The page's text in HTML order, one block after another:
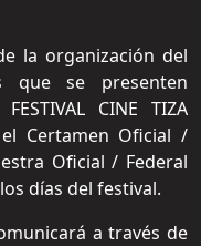
la organización del
que se presenten
CINE TIZA
Certamen Oficial /
Oficial / Federal
días del festival.
a través de